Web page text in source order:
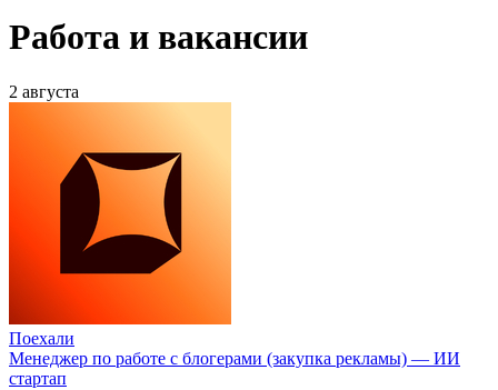
Работа и вакансии
2 августа
Поехали
Менеджер по работе с блогерами (закупка рекламы) — ИИ
стартап